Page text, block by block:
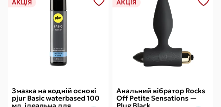
АКЦІЯ
Змазка на водній основі
pjur Basic waterbased 100
АКЦІЯ
Анальний вібратор Rocks
Off Petite Sensations —